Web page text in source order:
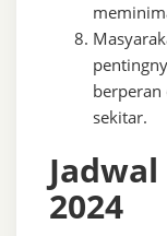
sekitar.
2024